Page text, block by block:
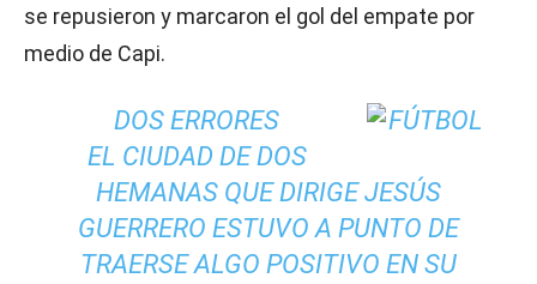
se repusieron y marcaron el gol del empate por
medio de Capi.
DOS ERRORES
EL CIUDAD DE DOS
HEMANAS QUE DIRIGE JESÚS
GUERRERO ESTUVO A PUNTO DE
TRAERSE ALGO POSITIVO EN SU